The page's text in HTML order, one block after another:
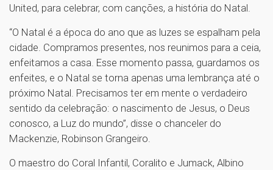
United, para celebrar, com canções, a história do Natal.
“O Natal é a época do ano que as luzes se espalham pela
cidade. Compramos presentes, nos reunimos para a ceia,
enfeitamos a casa. Esse momento passa, guardamos os
enfeites, e o Natal se torna apenas uma lembrança até o
próximo Natal. Precisamos ter em mente o verdadeiro
sentido da celebração: o nascimento de Jesus, o Deus
conosco, a Luz do mundo”, disse o chanceler do
Mackenzie, Robinson Grangeiro.
O maestro do Coral Infantil, Coralito e Jumack, Albino